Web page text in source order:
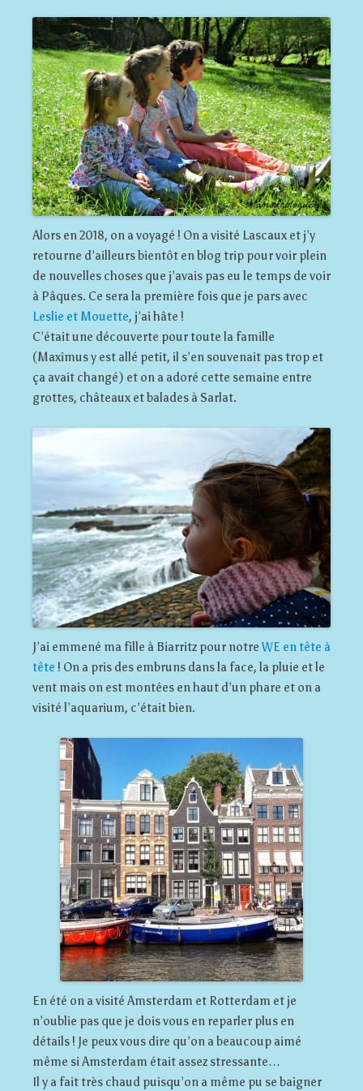
Alors en 2018, on a voyagé ! On a visité Lascaux et j’y
retourne d’ailleurs bientôt en blog trip pour voir plein
de nouvelles choses que j’avais pas eu le temps de voir
à Pâques. Ce sera la première fois que je pars avec
Leslie et Mouette, j’ai hâte !
C’était une découverte pour toute la famille
(Maximus y est allé petit, il s’en souvenait pas trop et
ça avait changé) et on a adoré cette semaine entre
grottes, châteaux et balades à Sarlat.
J’ai emmené ma fille à Biarritz pour notre WE en tête à
tête ! On a pris des embruns dans la face, la pluie et le
vent mais on est montées en haut d’un phare et on a
visité l’aquarium, c’était bien.
En été on a visité Amsterdam et Rotterdam et je
n’oublie pas que je dois vous en reparler plus en
détails ! Je peux vous dire qu’on a beaucoup aimé
même si Amsterdam était assez stressante…
Il y a fait très chaud puisqu’on a même pu se baigner